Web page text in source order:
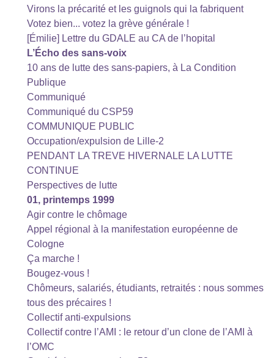
Virons la précarité et les guignols qui la fabriquent
Votez bien... votez la grève générale !
[Émilie] Lettre du GDALE au CA de l’hopital
L’Écho des sans-voix
10 ans de lutte des sans-papiers, à La Condition
Publique
Communiqué
Communiqué du CSP59
COMMUNIQUE PUBLIC
Occupation/expulsion de Lille-2
PENDANT LA TREVE HIVERNALE LA LUTTE
CONTINUE
Perspectives de lutte
01, printemps 1999
Agir contre le chômage
Appel régional à la manifestation européenne de
Cologne
Ça marche !
Bougez-vous !
Chômeurs, salariés, étudiants, retraités : nous sommes
tous des précaires !
Collectif anti-expulsions
Collectif contre l’AMI : le retour d’un clone de l’AMI à
l’OMC